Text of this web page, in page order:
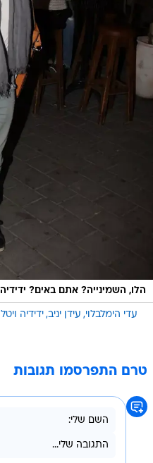
הלו, השמינייה? אתם באים? ידידיה
עדי הימלבלוי עידן יניב ידידיה ויטל
טרם התפרסמו תגובות